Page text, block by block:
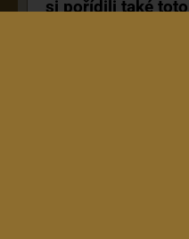
si pořídili také